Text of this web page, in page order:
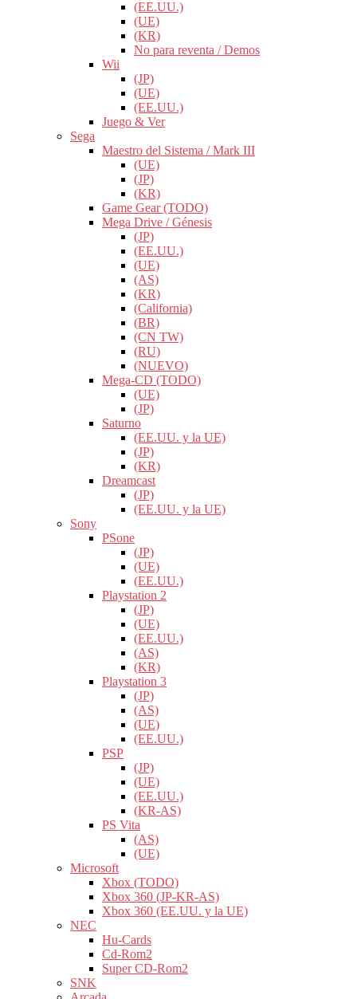
(EE.UU.)
(UE)
(KR)
No para reventa / Demos
Wii
(JP)
(UE)
(EE.UU.)
Juego & Ver
Sega
Maestro del Sistema / Mark III
(UE)
(JP)
(KR)
Game Gear (TODO)
Mega Drive / Génesis
(JP)
(EE.UU.)
(UE)
(AS)
(KR)
(California)
(BR)
(CN TW)
(RU)
(NUEVO)
Mega-CD (TODO)
(UE)
(JP)
Saturno
(EE.UU. y la UE)
(JP)
(KR)
Dreamcast
(JP)
(EE.UU. y la UE)
Sony
PSone
(JP)
(UE)
(EE.UU.)
Playstation 2
(JP)
(UE)
(EE.UU.)
(AS)
(KR)
Playstation 3
(JP)
(AS)
(UE)
(EE.UU.)
PSP
(JP)
(UE)
(EE.UU.)
(KR-AS)
PS Vita
(AS)
(UE)
Microsoft
Xbox (TODO)
Xbox 360 (JP-KR-AS)
Xbox 360 (EE.UU. y la UE)
NEC
Hu-Cards
Cd-Rom2
Super CD-Rom2
SNK